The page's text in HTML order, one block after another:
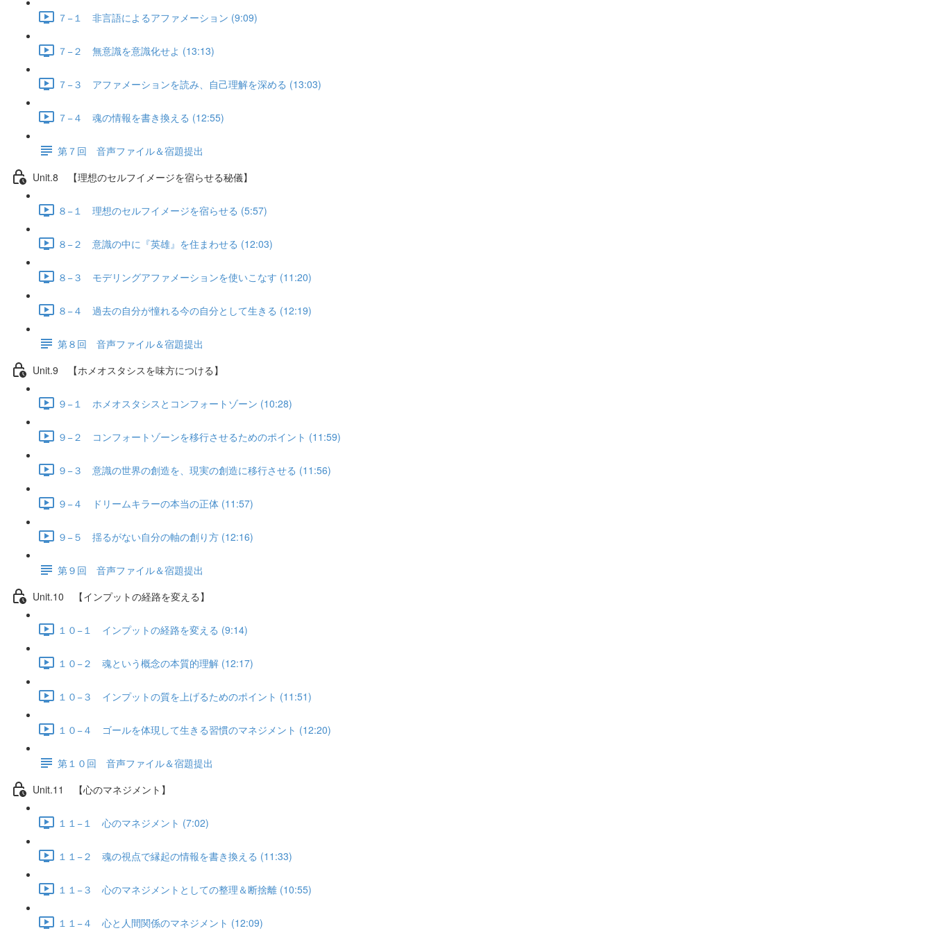
７−１ 非言語によるアファメーション (9:09)
７−２ 無意識を意識化せよ (13:13)
７−３ アファメーションを読み、自己理解を深める (13:03)
７−４ 魂の情報を書き換える (12:55)
第７回 音声ファイル＆宿題提出
Unit.8 【理想のセルフイメージを宿らせる秘儀】
８−１ 理想のセルフイメージを宿らせる (5:57)
８−２ 意識の中に『英雄』を住まわせる (12:03)
８−３ モデリングアファメーションを使いこなす (11:20)
８−４ 過去の自分が憧れる今の自分として生きる (12:19)
第８回 音声ファイル＆宿題提出
Unit.9 【ホメオスタシスを味方につける】
９−１ ホメオスタシスとコンフォートゾーン (10:28)
９−２ コンフォートゾーンを移行させるためのポイント (11:59)
９−３ 意識の世界の創造を、現実の創造に移行させる (11:56)
９−４ ドリームキラーの本当の正体 (11:57)
９−５ 揺るがない自分の軸の創り方 (12:16)
第９回 音声ファイル＆宿題提出
Unit.10 【インプットの経路を変える】
１０−１ インプットの経路を変える (9:14)
１０−２ 魂という概念の本質的理解 (12:17)
１０−３ インプットの質を上げるためのポイント (11:51)
１０−４ ゴールを体現して生きる習慣のマネジメント (12:20)
第１０回 音声ファイル＆宿題提出
Unit.11 【心のマネジメント】
１１−１ 心のマネジメント (7:02)
１１−２ 魂の視点で縁起の情報を書き換える (11:33)
１１−３ 心のマネジメントとしての整理＆断捨離 (10:55)
１１−４ 心と人間関係のマネジメント (12:09)